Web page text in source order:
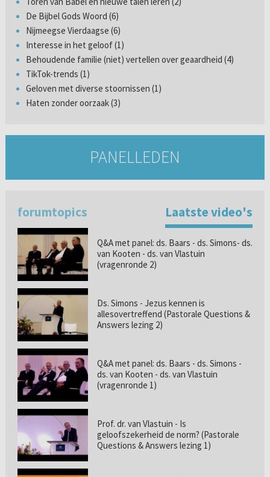
De Bijbel Gods Woord (6)
Nijmeegse Vierdaagse (6)
Interesse in het geloof (1)
Behoudende familie (niet) vertellen over geaardheid (4)
TikTok-trends (1)
Geloven met diverse stoornissen (1)
Haten zonder oorzaak (3)
PANELLEDEN
forumtopics Laatste video's
Q&A met panel: ds. Baars - ds. Simons- ds.
van Kooten - ds. van Vlastuin
(vragenronde 2)
Ds. Simons - Jezus kennen is
allesovertreffend (Pastorale Questions &
Answers lezing 2)
Q&A met panel: ds. Baars - ds. Simons -
ds. van Kooten - ds. van Vlastuin
(vragenronde 1)
Prof. dr. van Vlastuin - Is
geloofszekerheid de norm? (Pastorale
Questions & Answers lezing 1)